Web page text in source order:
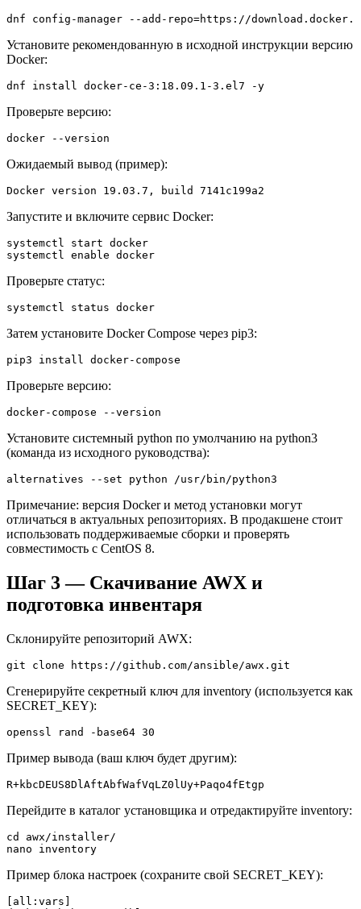
dnf config-manager --add-repo=https://
Установите рекомендованную в исходной инструкции версию
Docker:
dnf install docker-ce-3:18.09.1-3.el7 -y
Проверьте версию:
docker --version
Ожидаемый вывод (пример):
Docker version 19.03.7, build 7141c199a2
Запустите и включите сервис Docker:
systemctl start docker
systemctl enable docker
Проверьте статус:
systemctl status docker
Затем установите Docker Compose через pip3:
pip3 install docker-compose
Проверьте версию:
docker-compose --version
Установите системный python по умолчанию на python3
(команда из исходного руководства):
alternatives --set python /usr/bin/python3
Примечание: версия Docker и метод установки могут
отличаться в актуальных репозиториях. В продакшене стоит
использовать поддерживаемые сборки и проверять
совместимость с CentOS 8.
Шаг 3 — Скачивание AWX и
подготовка инвентаря
Склонируйте репозиторий AWX:
git clone https://github.com/ansible/awx.git
Сгенерируйте секретный ключ для inventory (используется как
SECRET_KEY):
openssl rand -base64 30
Пример вывода (ваш ключ будет другим):
R+kbcDEUS8DlAftAbfWafVqLZ0lUy+Paqo4fEtgp
Перейдите в каталог установщика и отредактируйте inventory:
cd awx/installer/
nano inventory
Пример блока настроек (сохраните свой SECRET_KEY):
[all:vars]